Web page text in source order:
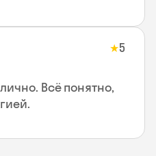
★5
Всё понятно,